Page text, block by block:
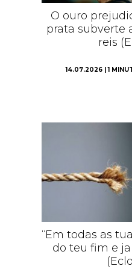
O ouro
prata subverte
reis
14.07.2026 | 1
“Em todas as
do teu fim e